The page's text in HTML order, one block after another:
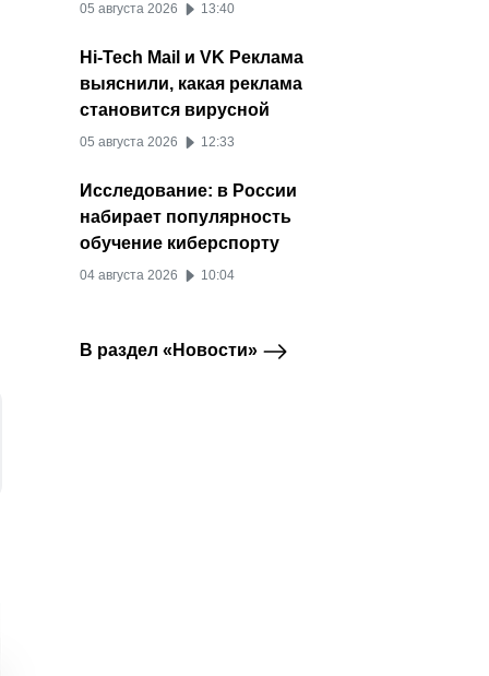
05 августа 2026 13:40
Hi-Tech Mail и VK Реклама
выяснили, какая реклама
становится вирусной
05 августа 2026 12:33
Исследование: в России
набирает популярность
обучение киберспорту
04 августа 2026 10:04
В раздел «Новости»